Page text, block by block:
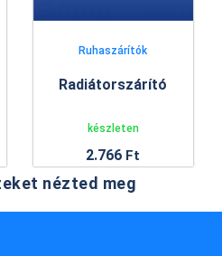
Ruhaszárítók
Radiátorszárító
készleten
2.766 Ft
nézted meg